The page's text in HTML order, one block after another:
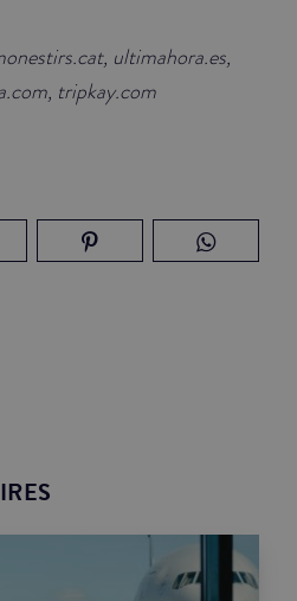
ultimahora.es,
tripkay.com